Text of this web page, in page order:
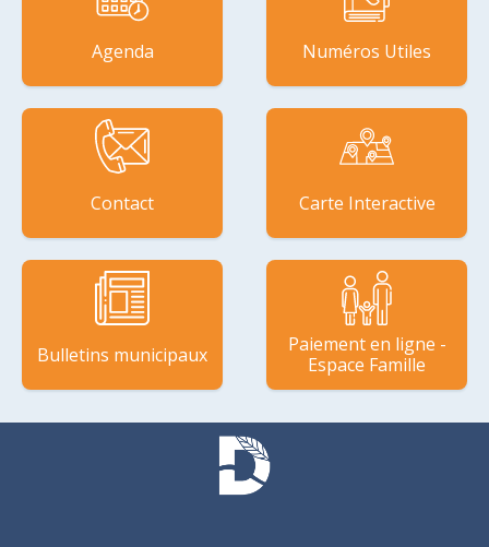
Agenda Numéros Utiles
Contact Carte Interactive
Bulletins municipaux
Paiement en ligne -
Espace Famille